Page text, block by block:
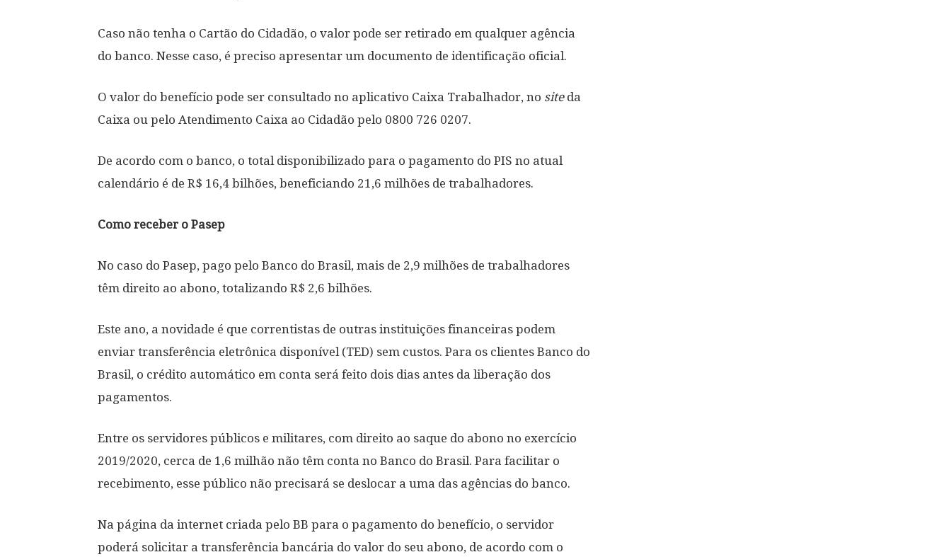
Caso não tenha o Cartão do Cidadão, o valor pode ser retirado em qualquer agência
do banco. Nesse caso, é preciso apresentar um documento de identificação oficial.
O valor do benefício pode ser consultado no aplicativo Caixa Trabalhador, no siteda
Caixa ou pelo Atendimento Caixa ao Cidadão pelo 0800 726 0207.
De acordo com o banco, o total disponibilizado para o pagamento do PIS no atual
calendário é de R$ 16,4 bilhões, beneficiando 21,6 milhões de trabalhadores.
Como receber o Pasep
No caso do Pasep, pago pelo Banco do Brasil, mais de 2,9 milhões de trabalhadores
têm direito ao abono, totalizando R$ 2,6 bilhões.
Este ano, a novidade é que correntistas de outras instituições financeiras podem
enviar transferência eletrônica disponível (TED) sem custos. Para os clientes Banco do
Brasil, o crédito automático em conta será feito dois dias antes da liberação dos
pagamentos.
Entre os servidores públicos e militares, com direito ao saque do abono no exercício
2019/2020, cerca de 1,6 milhão não têm conta no Banco do Brasil. Para facilitar o
recebimento, esse público não precisará se deslocar a uma das agências do banco.
Na página da internet criada pelo BB para o pagamento do benefício, o servidor
poderá solicitar a transferência bancária do valor do seu abono, de acordo com o